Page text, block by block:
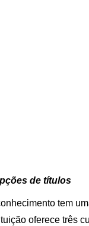
de títulos
tem
oferece três